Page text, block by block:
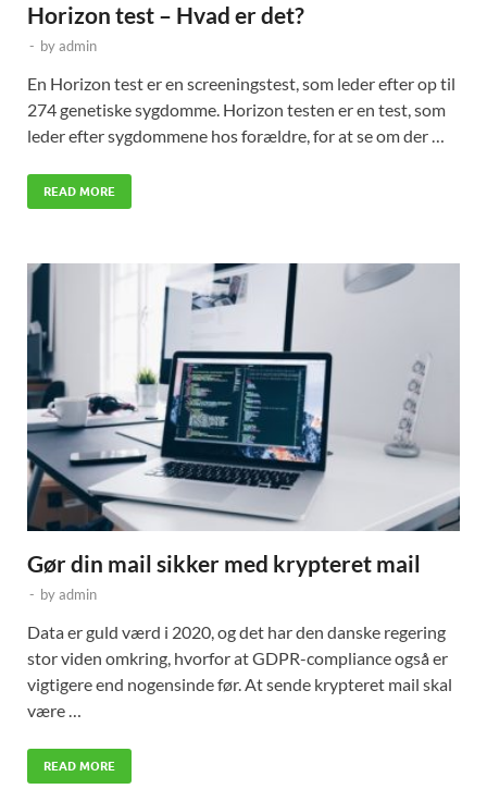
Horizon test – Hvad er det?
- byadmin
En Horizon test er en screeningstest, som leder efter op til
274 genetiske sygdomme. Horizon testen er en test, som
leder efter sygdommene hos forældre, for at se om der …
READ MORE
Gør din mail sikker med krypteret mail
- byadmin
Data er guld værd i 2020, og det har den danske regering
stor viden omkring, hvorfor at GDPR-compliance også er
vigtigere end nogensinde før. At sende krypteret mail skal
være …
READ MORE